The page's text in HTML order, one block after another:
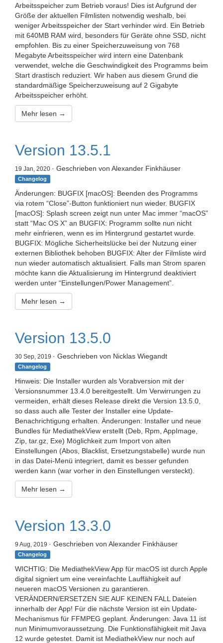
Arbeitsspeicher zum Betrieb voraus! Dies ist Aufgrund der
Größe der aktuellen Filmlisten notwendig weshalb, bei
weniger Arbeitsspeicher der Start verhinder wird. Ein Betrieb
mit 640MB RAM wird, besonders für Geräte ohne SSD, nicht
empfohlen. Bis zu einer Speicherzuweisung von 768
Megabyte Arbeitsspeicher wird intern eine Datenbank
verwendet, welche die Geschwindigkeit des Programms beim
Start drastisch reduziert. Wir haben aus diesem Grund die
standardmäßige Speicherzuweisung auf 2 Gigabyte
Arbeitsspeicher erhöht.
Mehr lesen →
Version 13.5.1
19 Jan, 2020 · Geschrieben von Alexander Finkhäuser
Changelog
Änderungen: BUGFIX [macOS]: Beenden des Programms
via rotem “Close”-Button funktioniert nun wieder. BUGFIX
[macOS]: Splash screen zeigt nun unter Mac immer “macOS”
statt “Mac OS X” an BUGFIX: Programm sollte nun nicht
mehr einfrieren, wenn es im Hintergrund gestartet wurde.
BUGFIX: Mögliche Sicherheitslücke bei der Nutzung einer
externen Bibliothek behoben BUGFIX: Alter der Filmliste wird
nun wieder automatisch aktualisiert. Falls man Strom sparen
möchte kann die Aktualisierung im Hintergrund deaktiviert
werden unter “Einstellungen/Power Management”.
Mehr lesen →
Version 13.5.0
30 Sep, 2019 · Geschrieben von Nicklas Wiegandt
Changelog
Hinweis: Die Installer wurden als Vorabversion mit der
Versionsnummer 13.4.0 bereitgestellt. Um Verwirrungen zu
vermeiden, erhält dieses Release direkt die Version 13.5.0,
so dass auch alle Tester der Installer eine Update-
Benachrichtigung erhalten. Änderungen: Installer und neue
Bundles für MediathekView erstellt (Deb, Rpm, AppImage,
Zip, tar.gz, Exe) Möglichkeit zum Import von alten
Einstellungen (Abos, Blacklist, Ersetzungstabelle) wurde nun
in das Datei-Menü integriert, damit es besser gefunden
werden kann (war vorher in den Einstellungen versteckt).
Mehr lesen →
Version 13.3.0
9 Aug, 2019 · Geschrieben von Alexander Finkhäuser
Changelog
WICHTIG: Die MediathekView App für macOS ist durch Apple
digital signiert um eine vereinfachte Lauffähigkeit auf
neueren macOS Versionen zu garantieren.
VERÄNDERN/ERSETZEN SIE AUF KEINEN FALL Dateien
innerhalb der App! Für die nächste Version ist ein Update-
Mechanismus für FFMPEG geplant. Änderungen: Java 11 ist
nun Minimumvoraussetzung. Die Funktionsfähigkeit mit Java
12 wurde getestet. Damit ist MediathekView nur noch auf